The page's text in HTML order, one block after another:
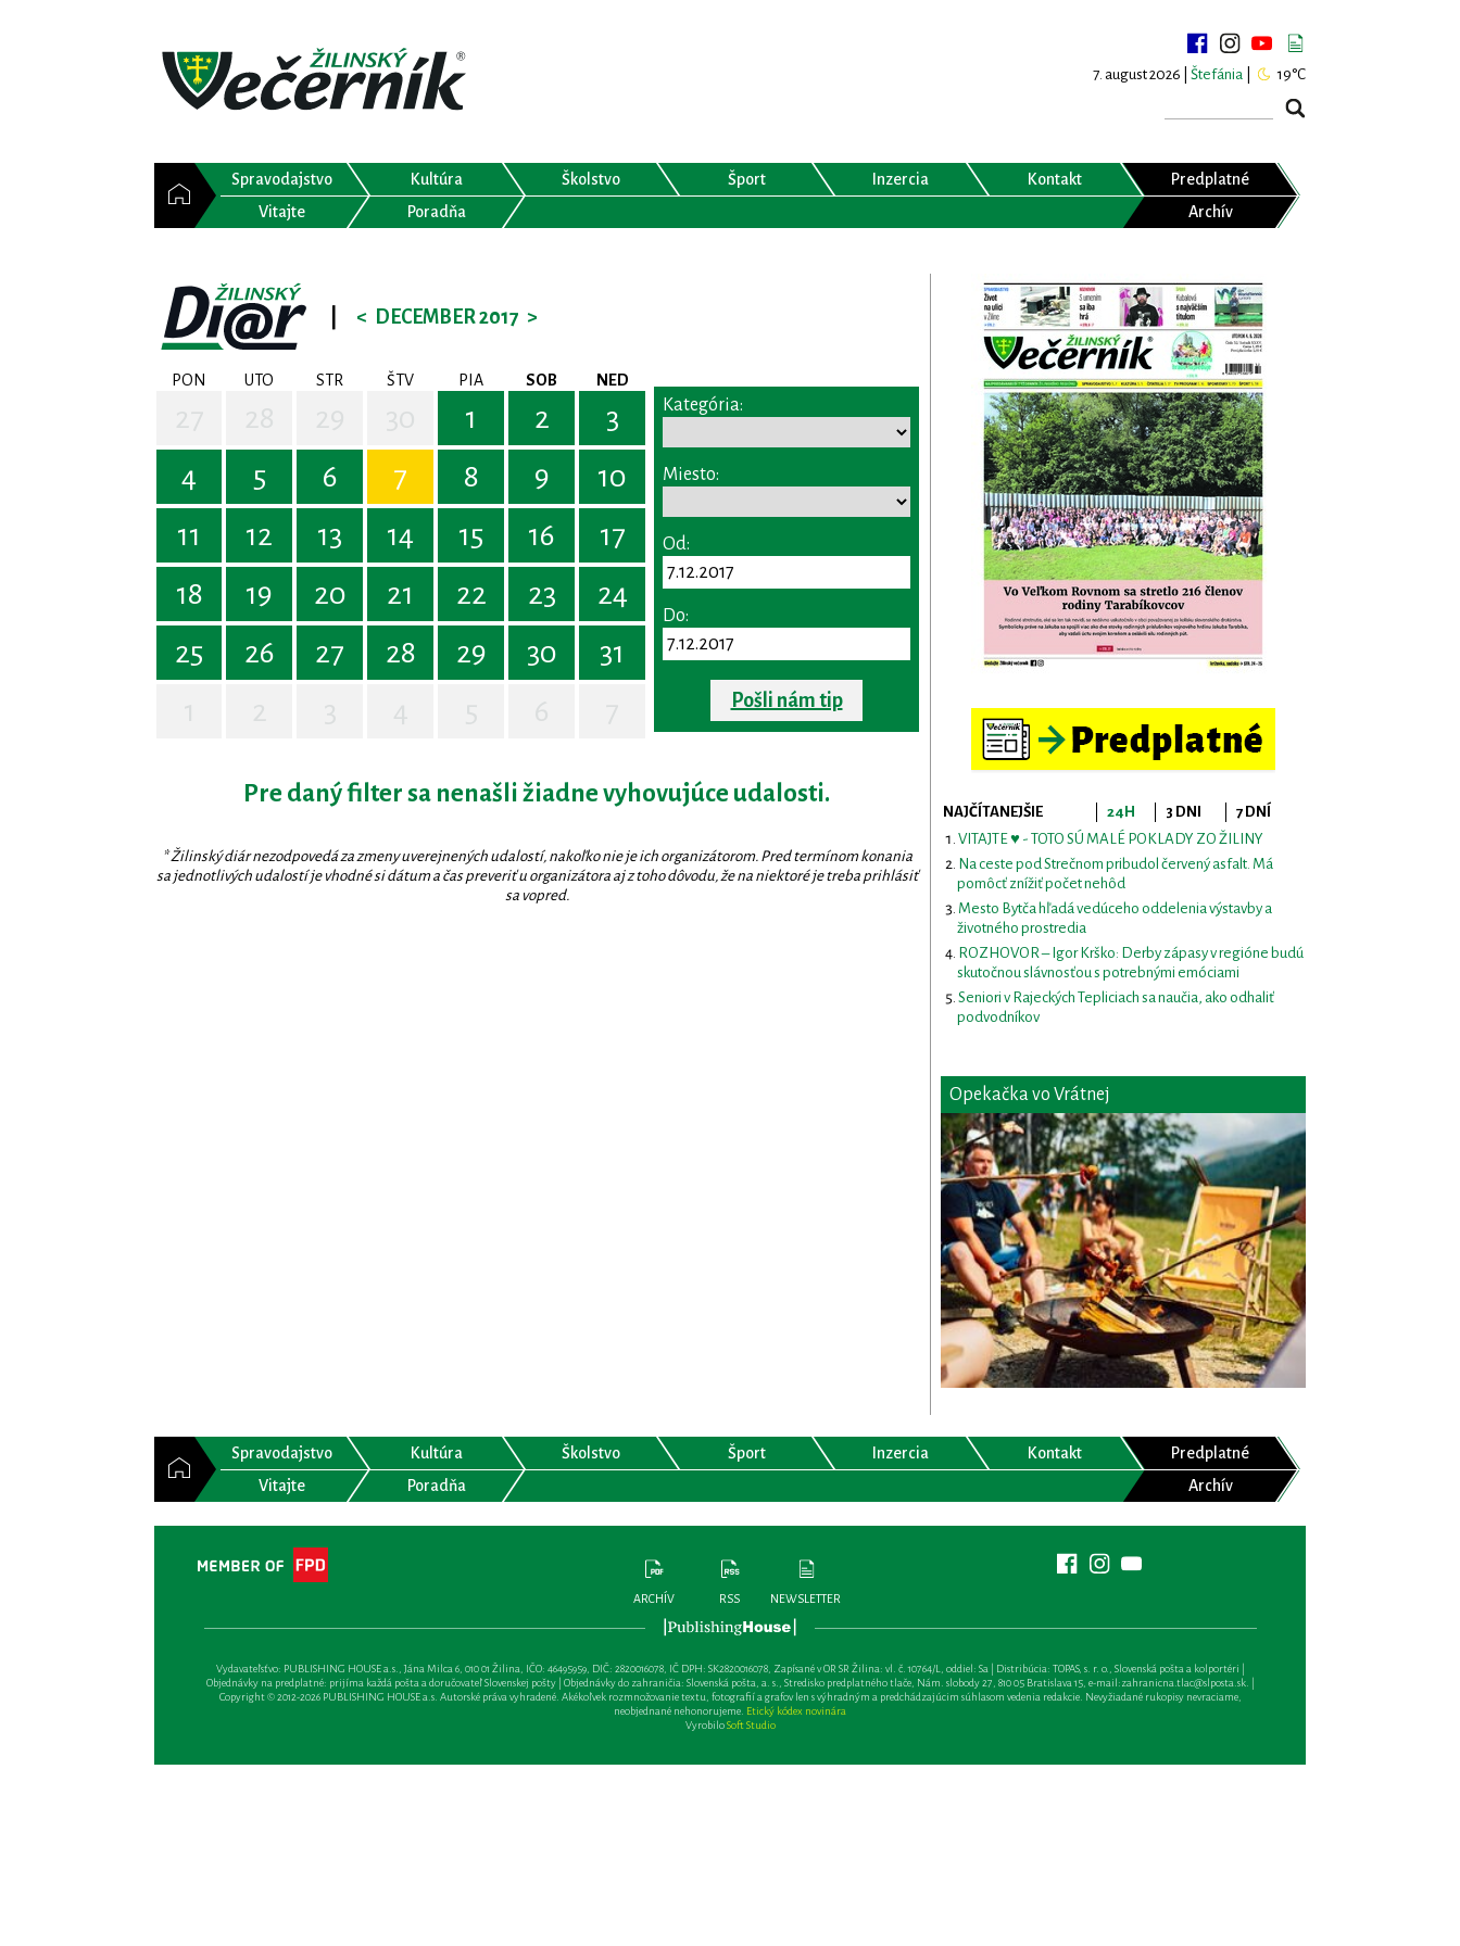
7. august 2026 | Štefánia 19°C
Spravodajstvo Kultúra Školstvo Šport Inzercia Kontakt
Predplatné
Vitajte
Poradňa Archív
< DECEMBER 2017 >
PON UTO STR ŠTV PIA SOB NED
1 2
3
4
5 6 7 8 9
10
11
12 13 14 15 16
17
18
19 20 21 22 23
24
25
26 27 28 29 30
31
Kategória:
Miesto:
Od:
Do:
Pošli nám tip
Pre daný filter sa nenašli žiadne vyhovujúce udalosti.
* Žilinský diár nezodpovedá za zmeny uverejnených udalostí, nakoľko nie je ich organizátorom. Pred termínom konania
sa jednotlivých udalostí je vhodné si dátum a čas preveriť u organizátora aj z toho dôvodu, že na niektoré je treba prihlásiť
sa vopred.
NAJČÍTANEJŠIE 24H 3 DNI
7 DNÍ
VITAJTE ♥ - TOTO SÚ MALÉ POKLADY ZO ŽILINY
Na ceste pod Strečnom pribudol červený asfalt. Má
pomôcť znížiť počet nehôd
Mesto Bytča hľadá vedúceho oddelenia výstavby a
životného prostredia
ROZHOVOR – Igor Krško: Derby zápasy v regióne budú
skutočnou slávnosťou s potrebnými emóciami
Seniori v Rajeckých Tepliciach sa naučia, ako odhaliť
podvodníkov
Opekačka vo Vrátnej
Spravodajstvo Kultúra Školstvo Šport Inzercia Kontakt
Predplatné
Vitajte
Poradňa Archív
ARCHÍV RSS NEWSLETTER
Vydavateľsťvo: PUBLISHING HOUSE a.s., Jána Milca 6, 010 01 Žilina, IČO: 46495959, DIČ: 2820016078, IČ DPH: SK2820016078, Zapísané v OR SR Žilina: vl. č. 10764/L, oddiel: Sa | Distribúcia: TOPAS, s. r. o., Slovenská pošta a kolportéri |
Objednávky na predplatné: prijíma každá pošta a doručovateľ Slovenskej pošty | Objednávky do zahraničia: Slovenská pošta, a. s., Stredisko predplatného tlače, Nám. slobody 27, 810 05 Bratislava 15, e-mail:zahranicna.tlac@slposta.sk. |
Copyright © 2012-2026 PUBLISHING HOUSE a.s. Autorské práva vyhradené. Akékoľvek rozmnožovanie textu, fotografií a grafov len s výhradným a predchádzajúcim súhlasom vedenia redakcie. Nevyžiadané rukopisy nevraciame,
neobjednané nehonorujeme. Etický kódex novinára
VyrobiloSoft Studio